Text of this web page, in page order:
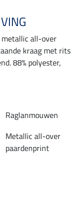
all-over
kraag met rits
88% polyester,
Raglanmouwen
Metallic all-over
paardenprint